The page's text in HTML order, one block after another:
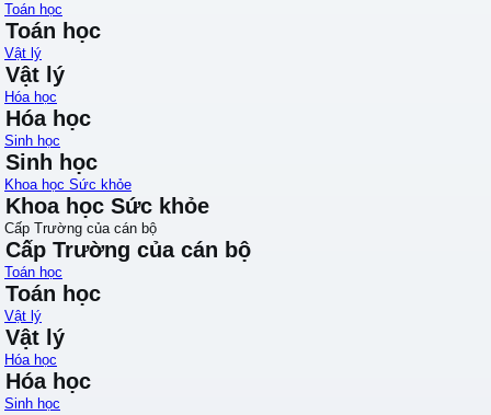
Toán học
Toán học
Vật lý
Vật lý
Hóa học
Hóa học
Sinh học
Sinh học
Khoa học Sức khỏe
Khoa học Sức khỏe
Cấp Trường của cán bộ
Cấp Trường của cán bộ
Toán học
Toán học
Vật lý
Vật lý
Hóa học
Hóa học
Sinh học